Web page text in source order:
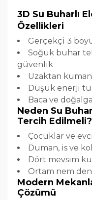
3D Su Buharlı
Özellikleri
Gerçekçi 3
Soğuk buhar
güvenlik
Uzaktan
Düşük enerji
Baca ve
Neden Su
Tercih Edilmeli?
Çocuklar ve
Duman, is ve
Dört mevsim
Ortam nem
Modern
Çözümü